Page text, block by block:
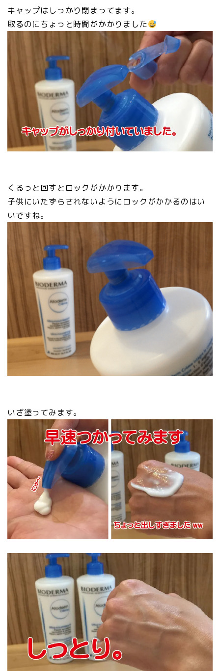
キャップはしっかり閉まってます。
取るのにちょっと時間がかかりました
くるっと回すとロックがかかります。
子供にいたずらされないようにロックがかかるのはい
いですね。
いざ塗ってみます。